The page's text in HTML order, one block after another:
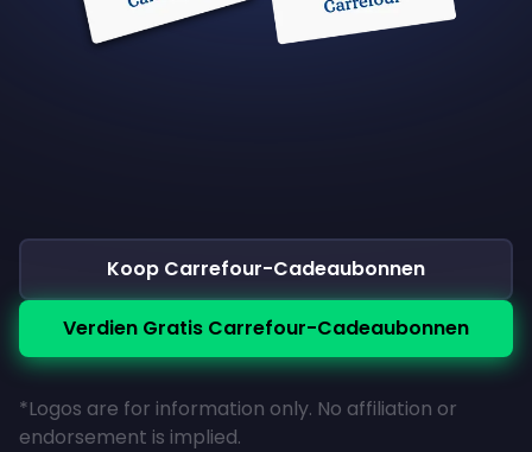
Koop Carrefour-Cadeaubonnen
Verdien Gratis Carrefour-Cadeaubonnen
*Logos are for information only. No affiliation or
endorsement is implied.